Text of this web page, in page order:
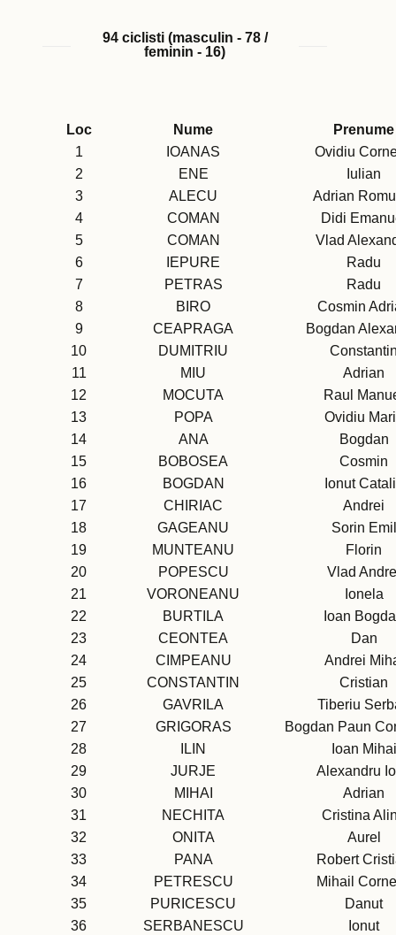
94 ciclisti (masculin - 78 /
feminin - 16)
Loc Nume
Prenume
1
IOANAS
Ovidiu
2
ENE
Iulian
3
ALECU
Adrian
4
COMAN
Didi
5
COMAN
Vlad
6
IEPURE
Radu
7
PETRAS
Radu
8
BIRO
Cosmin
9
CEAPRAGA
Bogdan
10
DUMITRIU
11
MIU
Adrian
12
MOCUTA
Raul
13
POPA
Ovidiu
14
ANA
Bogdan
15
BOBOSEA
Cosmin
16
BOGDAN
Ionut
17
CHIRIAC
Andrei
18
GAGEANU
Sorin Emil
19
MUNTEANU
Florin
20
POPESCU
Vlad
21
VORONEANU
Ionela
22
BURTILA
Ioan
23
CEONTEA
Dan
24
CIMPEANU
Andrei
25
CONSTANTIN
Cristian
26
GAVRILA
Tiberiu
27
GRIGORAS
Bogdan Paun
28
ILIN
Ioan Mihai
29
JURJE
Alexandru
30
MIHAI
Adrian
31
NECHITA
Cristina
32
ONITA
Aurel
33
PANA
Robert
34
PETRESCU
Mihail
35
PURICESCU
Danut
36
SERBANESCU
Ionut